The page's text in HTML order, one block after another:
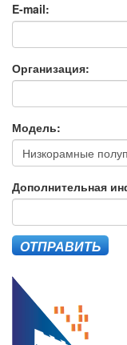
E-mail:
Организация:
Модель:
Дополнительная
ОТПРАВИТЬ